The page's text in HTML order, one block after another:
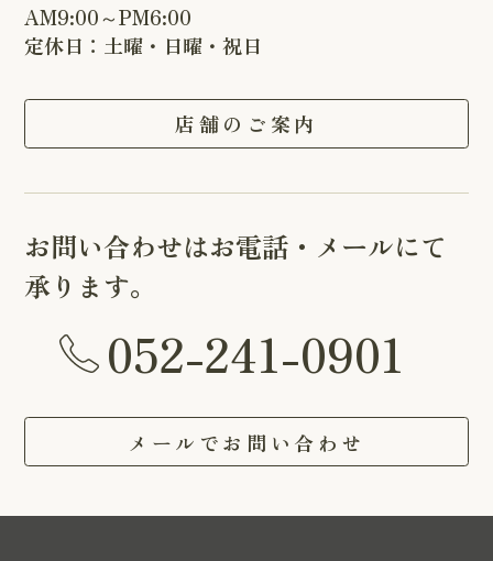
AM9:00～PM6:00
定休日：土曜・日曜・祝日
店舗のご案内
お問い合わせはお電話・メールにて
承ります。
052-241-0901
メールでお問い合わせ